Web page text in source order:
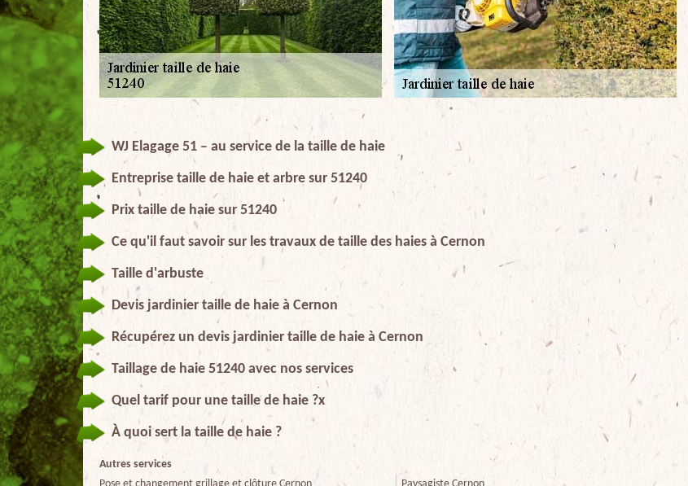
WJ Elagage 51 – au service de la taille de haie
Entreprise taille de haie et arbre sur 51240
Prix taille de haie sur 51240
Ce qu'il faut savoir sur les travaux de taille des haies à Cernon
Taille d'arbuste
Devis jardinier taille de haie à Cernon
Récupérez un devis jardinier taille de haie à Cernon
Taillage de haie 51240 avec nos services
Quel tarif pour une taille de haie ?x
À quoi sert la taille de haie ?
Autres services